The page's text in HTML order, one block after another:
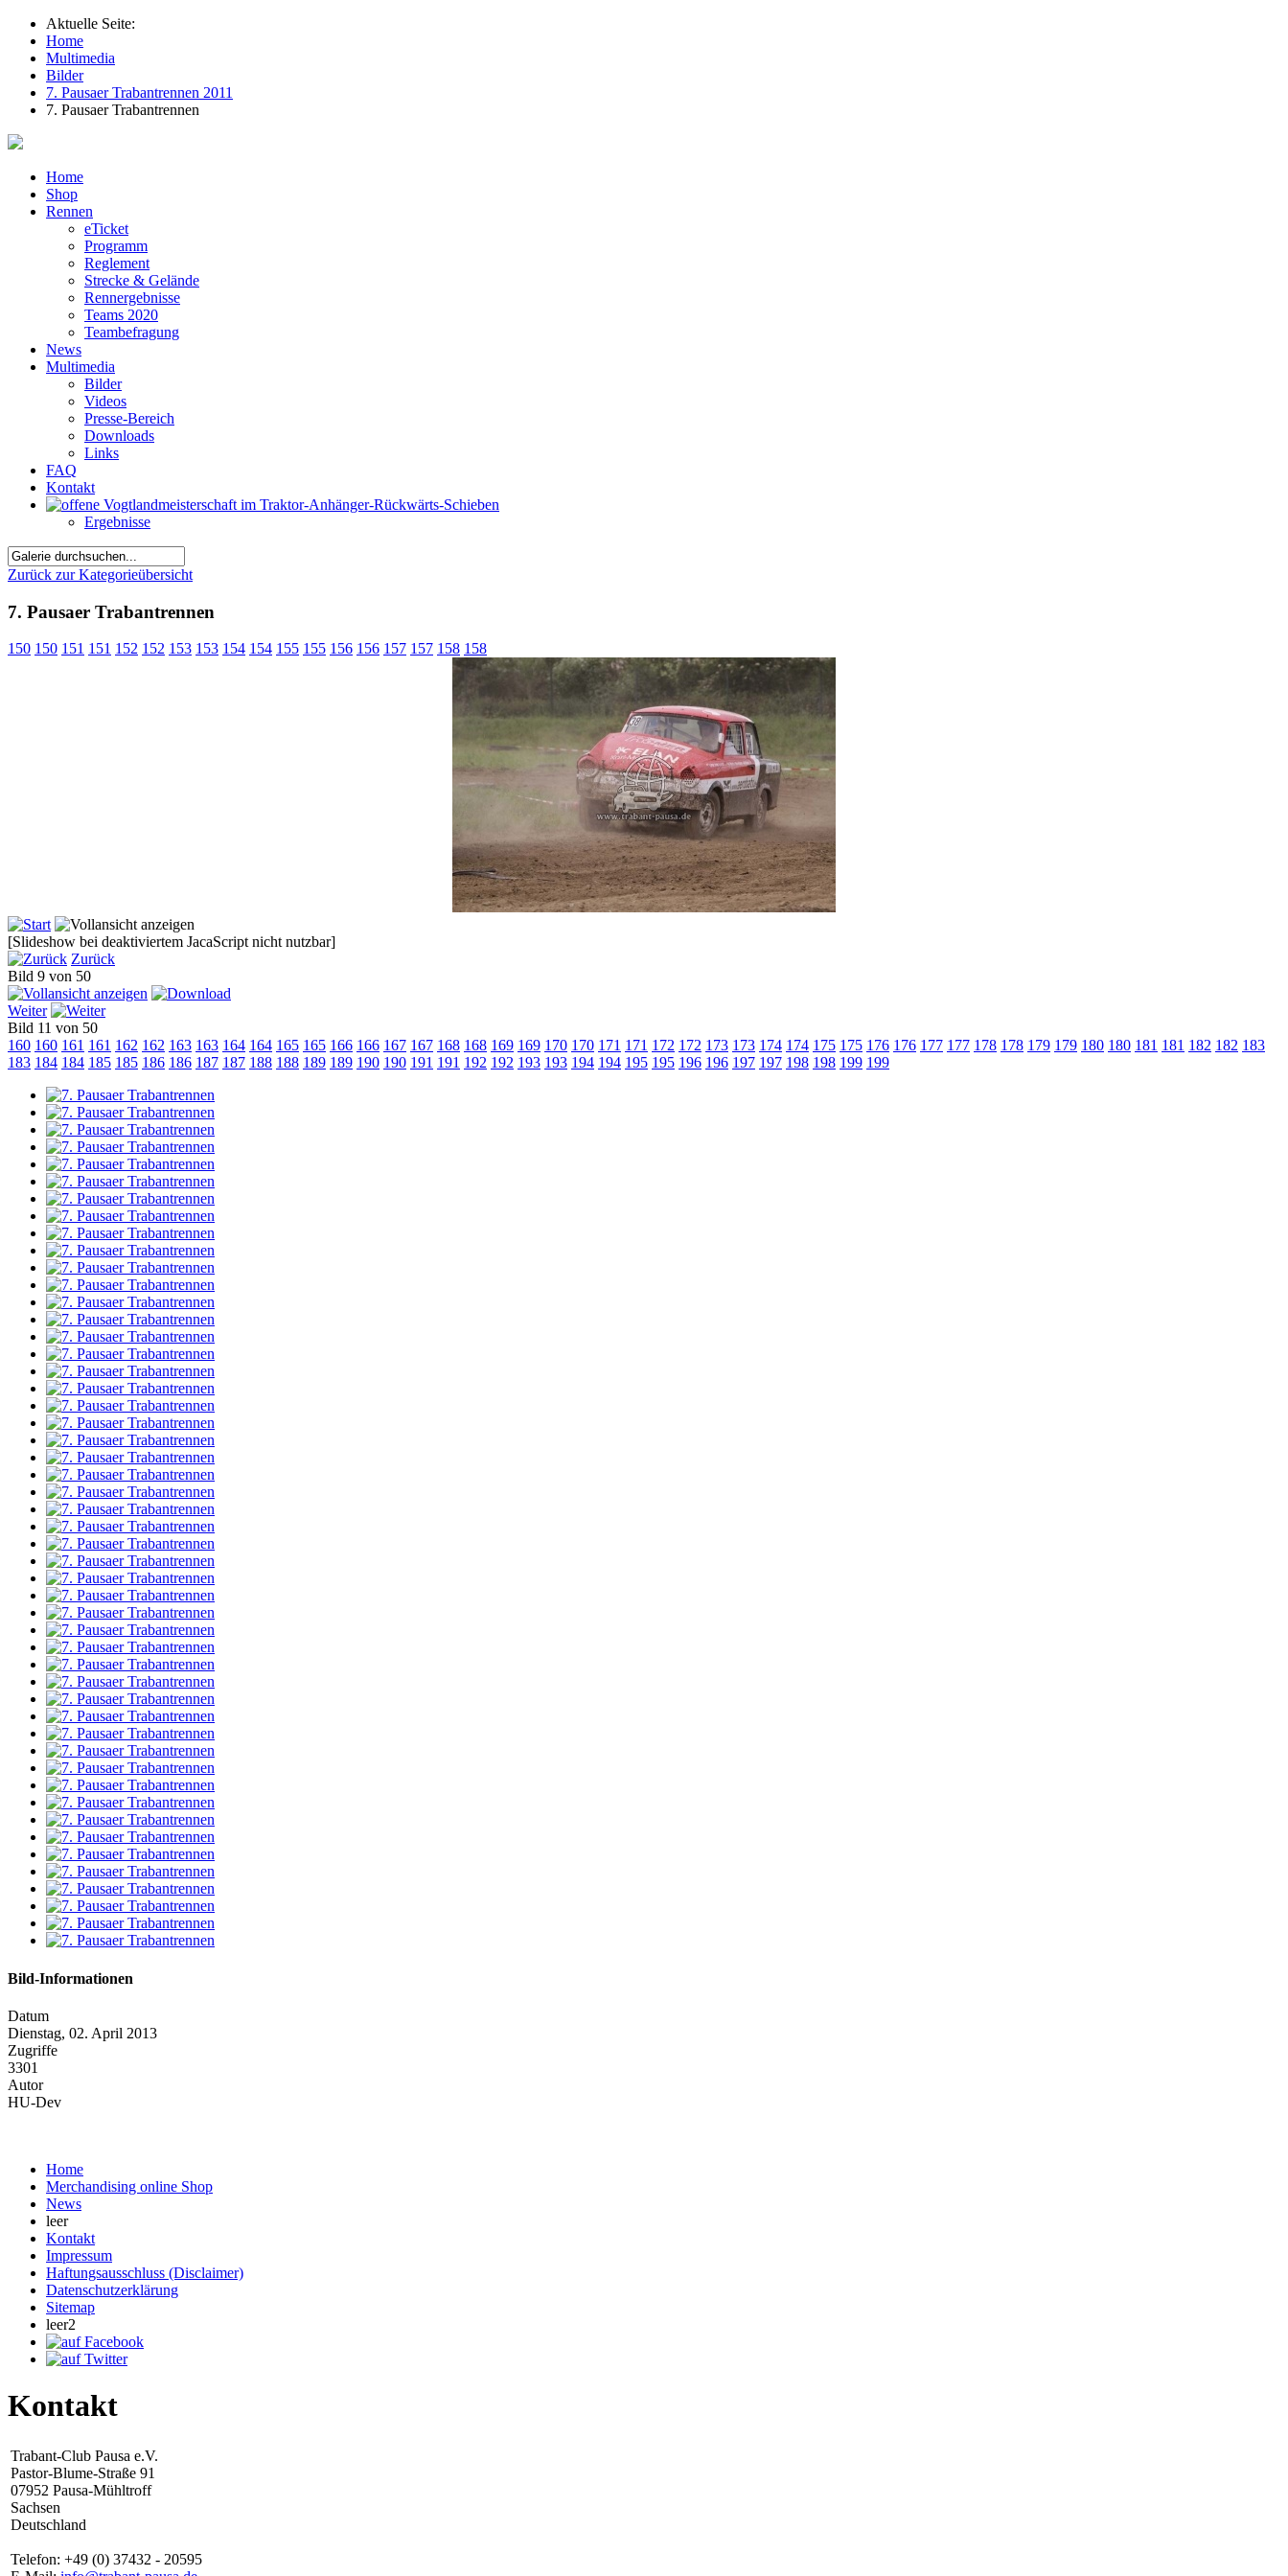
Aktuelle Seite:
Home
Multimedia
Bilder
7. Pausaer Trabantrennen 2011
7. Pausaer Trabantrennen
Home
Shop
Rennen
eTicket
Programm
Reglement
Strecke & Gelände
Rennergebnisse
Teams 2020
Teambefragung
News
Multimedia
Bilder
Videos
Presse-Bereich
Downloads
Links
FAQ
Kontakt
Ergebnisse
Zurück zur Kategorieübersicht
7. Pausaer Trabantrennen
150 150 151 151 152 152 153 153 154 154 155 155 156 156 157 157 158 158
[Slideshow bei deaktiviertem JacaScript nicht nutzbar]
Zurück
Bild 9 von 50
Weiter
Bild 11 von 50
160 160 161 161 162 162 163 163 164 164 165 165 166 166 167 167 168 168 169 169 170 170 171 171 172 172 173 173 174 174 175 175 176 176 177 177 178 178 179 179 180 180 181 181 182 182 183
183 184 184 185 185 186 186 187 187 188 188 189 189 190 190 191 191 192 192 193 193 194 194 195 195 196 196 197 197 198 198 199 199
Bild-Informationen
Datum
Dienstag, 02. April 2013
Zugriffe
3301
Autor
HU-Dev
Home
Merchandising online Shop
News
leer
Kontakt
Impressum
Haftungsausschluss (Disclaimer)
Datenschutzerklärung
Sitemap
leer2
Kontakt
Trabant-Club Pausa e.V.
Pastor-Blume-Straße 91
07952 Pausa-Mühltroff
Sachsen
Deutschland
Telefon: +49 (0) 37432 - 20595